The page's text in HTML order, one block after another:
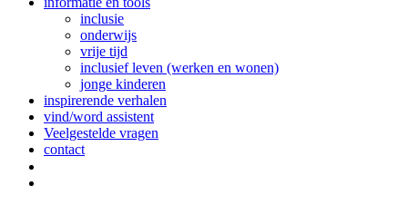
inclusie
onderwijs
vrije tijd
inclusief leven (werken en wonen)
jonge kinderen
inspirerende verhalen
vind/word assistent
Veelgestelde vragen
contact